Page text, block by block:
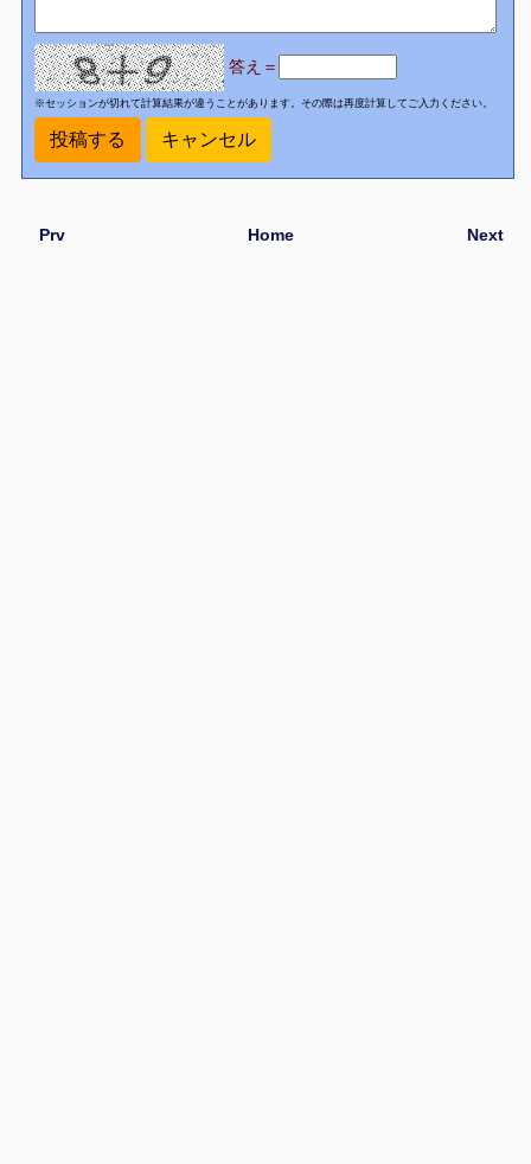
答え＝
※セッションが切れて計算結果が違うことがあります。その際は再度計算してご入力ください。
Prv Next
Home